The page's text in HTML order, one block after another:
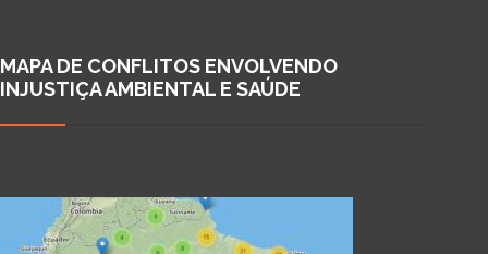
MAPA DE CONFLITOS ENVOLVENDO
INJUSTIÇA AMBIENTAL E SAÚDE